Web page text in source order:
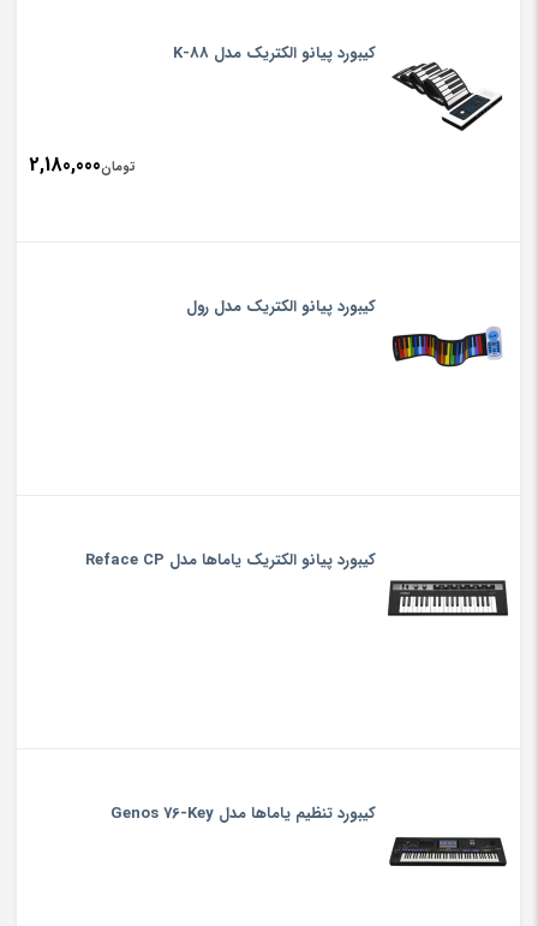
کیبورد پیانو الکتریک مدل K-88
تومان2,180,000
کیبورد پیانو الکتریک مدل رول
کیبورد پیانو الکتریک یاماها مدل Reface CP
کیبورد تنظیم یاماها مدل Genos 76-Key